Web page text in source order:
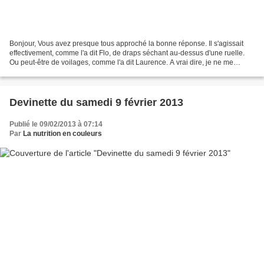
Bonjour, Vous avez presque tous approché la bonne réponse. Il s'agissait
effectivement, comme l'a dit Flo, de draps séchant au-dessus d'une ruelle.
Ou peut-être de voilages, comme l'a dit Laurence. A vrai dire, je ne me
Devinette du samedi 9 février 2013
Publié le 09/02/2013 à 07:14
Par La nutrition en couleurs